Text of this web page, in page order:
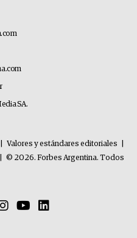
SA.
Valores y estándares editoriales
© 2026. Forbes Argentina. Todos